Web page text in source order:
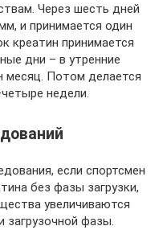
Через шесть дней
и принимается один
креатин принимается
дни – в утренние
месяц. Потом делается
недели.
если спортсмен
без фазы загрузки,
увеличиваются
загрузочной фазы.